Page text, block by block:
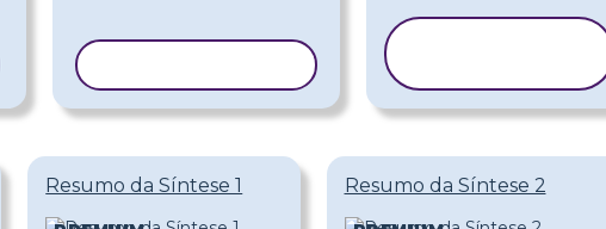
Resumo da Síntese 1 Resumo da Síntese 2